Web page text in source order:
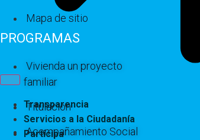
Transparencia
Servicios a la Ciudadanía
Participa
Mapa de sitio
PROGRAMAS
Vivienda un proyecto
familiar
Titulación
Acompañamiento Social